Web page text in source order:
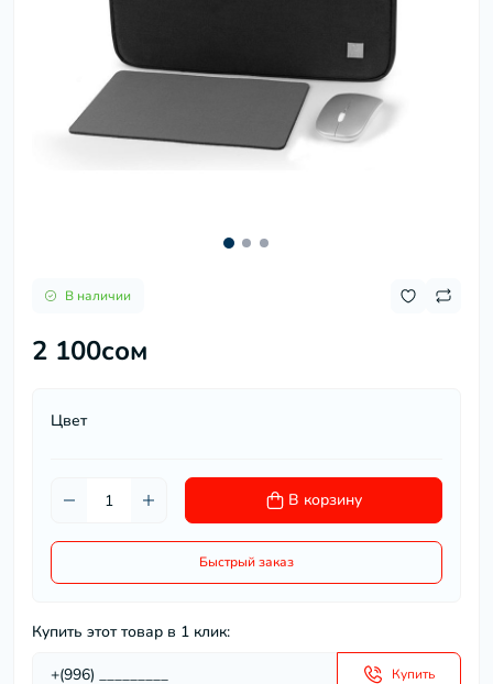
В наличии
2 100сом
Цвет
В корзину
Быстрый заказ
Купить этот товар в 1 клик:
Купить